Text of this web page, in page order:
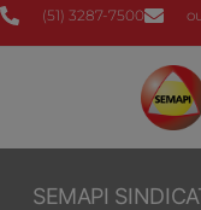
(51) 3287-7500
SEMAPI